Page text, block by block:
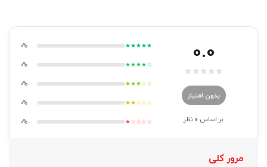
0.0
★
★
★
★
★
بدون امتیاز
بر اساس 0 نظر
★★★★★
0%
★★★★☆
0%
★★★☆☆
0%
★★☆☆☆
0%
★☆☆☆☆
0%
مرور کلی